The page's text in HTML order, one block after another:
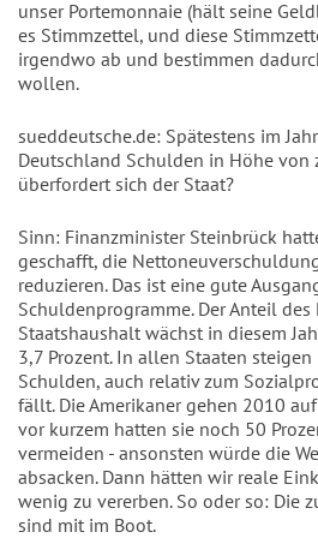
unser Portemonnaie (hält seine
es Stimmzettel, und diese
irgendwo ab und bestimmen
wollen.
sueddeutsche.de: Spätestens im
Deutschland Schulden in Höhe von
überfordert sich der Staat?
Sinn: Finanzminister Steinbrück
geschafft, die
reduzieren. Das ist eine gute
Schuldenprogramme. Der Anteil des
Staatshaushalt wächst in diesem
3,7 Prozent. In allen Staaten
Schulden, auch relativ zum
fällt. Die Amerikaner gehen 2010
vor kurzem hatten sie noch 50
vermeiden - ansonsten würde die
absacken. Dann hätten wir reale
wenig zu vererben. So oder so: Die
sind mit im Boot.